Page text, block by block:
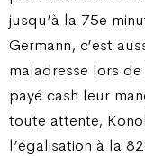
jusqu’à la 75e
Germann, c’est
maladresse lors
payé cash leur
toute attente,
l’égalisation à la